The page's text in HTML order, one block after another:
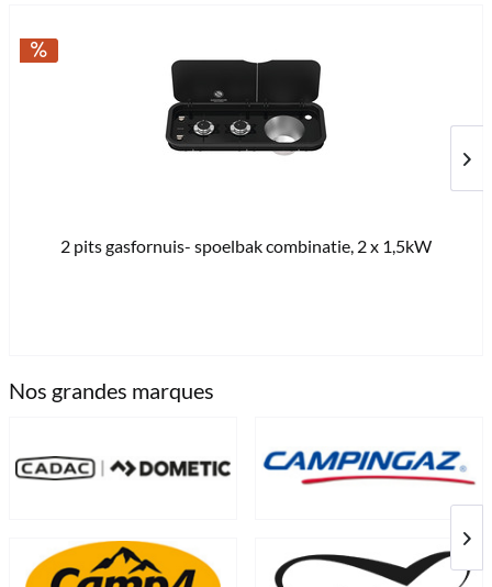
2 pits gasfornuis- spoelbak combinatie, 2 x 1,5kW
Nos grandes marques